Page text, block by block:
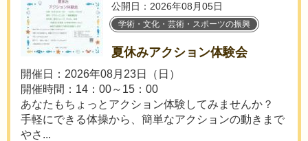
公開日：2026年08月05日
学術・文化・芸術・スポーツの振興
夏休みアクション体験会
開催日：2026年08月23日（日）
開催時間：14：00～15：00
あなたもちょっとアクション体験してみませんか？
手軽にできる体操から、簡単なアクションの動きまで
やさ...